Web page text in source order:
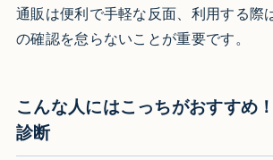
通販は便利で手軽な反面、利用する際
の確認を怠らないことが重要です。
こんな人にはこっちがおすすめ
診断